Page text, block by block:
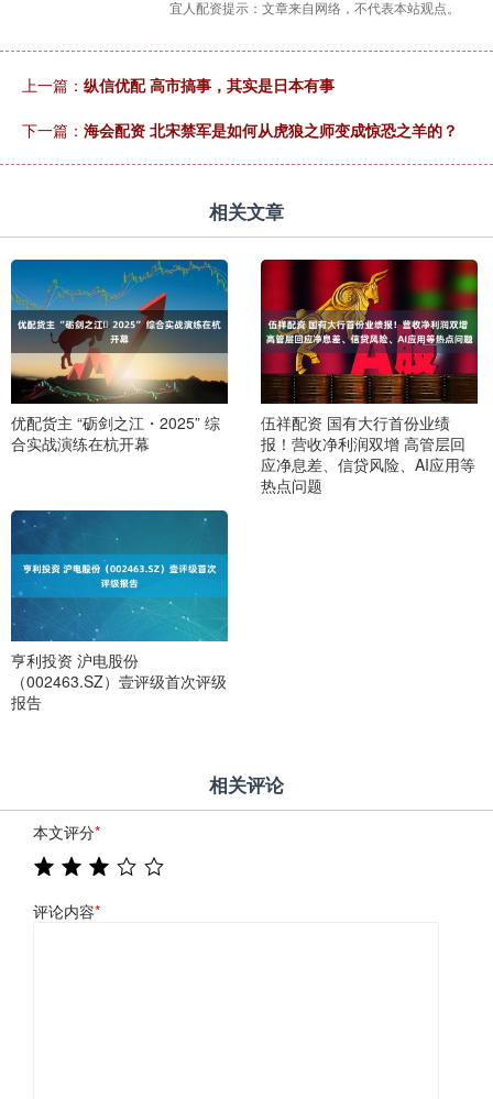
宜人配资提示：文章来自网络，不代表本站观点。
上一篇： 纵信优配 高市搞事，其实是日本有事
下一篇： 海会配资 北宋禁军是如何从虎狼之师变成惊恐之羊的？
相关文章
优配货主 “砺剑之江・2025” 综
合实战演练在杭开幕
伍祥配资 国有大行首份业绩
报！营收净利润双增 高管层回
应净息差、信贷风险、AI应用等
热点问题
亨利投资 沪电股份
（002463.SZ）壹评级首次评级
报告
相关评论
本文评分*
评论内容*